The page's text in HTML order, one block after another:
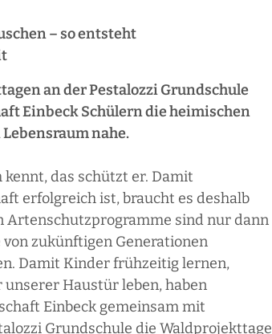
– so entsteht
an der Pestalozzi Grundschule
Einbeck Schülern die heimischen
nahe.
kennt, das schützt er. Damit
erfolgreich ist, braucht es deshalb
Artenschutzprogramme sind nur dann
zukünftigen Generationen
Damit Kinder frühzeitig lernen,
Haustür leben, haben
Einbeck gemeinsam mit
Grundschule die Waldprojekttage